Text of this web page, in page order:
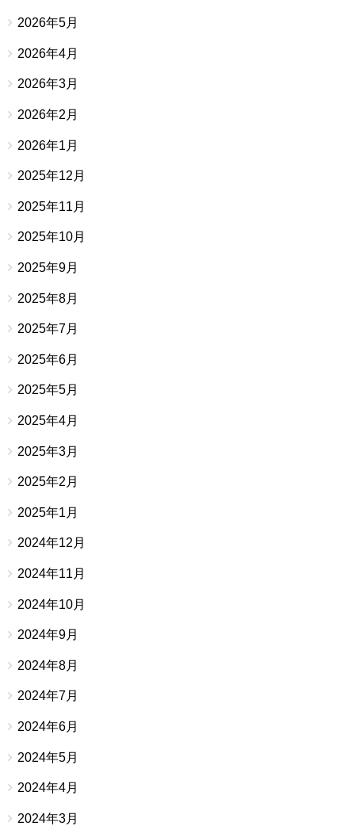
2026年5月
2026年4月
2026年3月
2026年2月
2026年1月
2025年12月
2025年11月
2025年10月
2025年9月
2025年8月
2025年7月
2025年6月
2025年5月
2025年4月
2025年3月
2025年2月
2025年1月
2024年12月
2024年11月
2024年10月
2024年9月
2024年8月
2024年7月
2024年6月
2024年5月
2024年4月
2024年3月